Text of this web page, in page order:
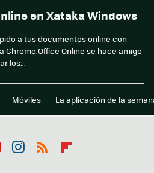
en Xataka Windows
a tus documentos online con
Chrome.Office Online se hace amigo
los...
Móviles La aplicación de la